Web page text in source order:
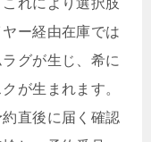
ー経由在庫では
グが生じ、希に
が生まれます。
直後に届く確認